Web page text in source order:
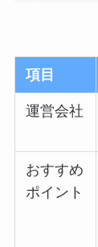
項目
運営会社
おすすめ
ポイント